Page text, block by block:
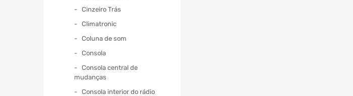
Cinzeiro Trás
Climatronic
Coluna de som
Consola
Consola central de
mudanças
Consola interior do rádio